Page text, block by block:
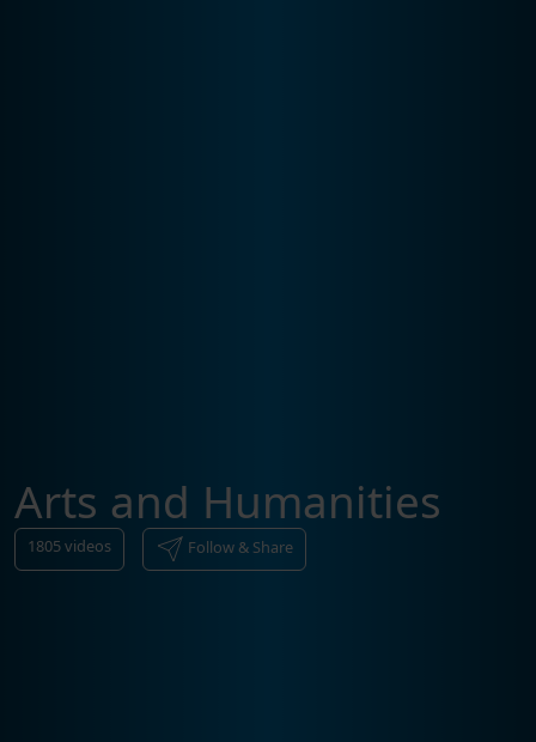
Arts and Humanities
1805videos Follow & Share